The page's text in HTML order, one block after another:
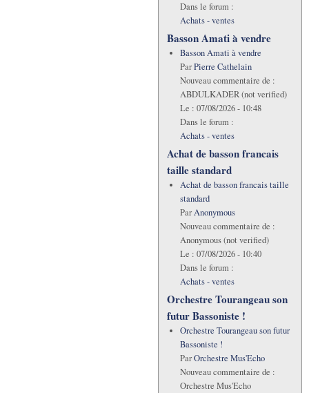
Dans le forum :
Achats - ventes
Basson Amati à vendre
Basson Amati à vendre
ParPierre Cathelain
Nouveau commentaire de :
ABDULKADER (not verified)
Le : 07/08/2026 - 10:48
Dans le forum :
Achats - ventes
Achat de basson francais
taille standard
Achat de basson francais taille
standard
ParAnonymous
Nouveau commentaire de :
Anonymous (not verified)
Le : 07/08/2026 - 10:40
Dans le forum :
Achats - ventes
Orchestre Tourangeau son
futur Bassoniste !
Orchestre Tourangeau son futur
Bassoniste !
ParOrchestre Mus'Echo
Nouveau commentaire de :
Orchestre Mus'Echo